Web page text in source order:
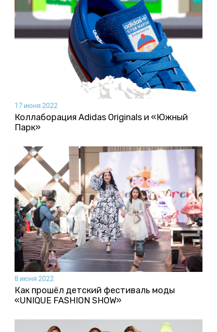
17 июня 2022
Коллаборация Аdidas Originals и «Южный
Парк»
8 июня 2022
Как прошёл детский фестиваль моды
«UNIQUE FASHION SHOW»